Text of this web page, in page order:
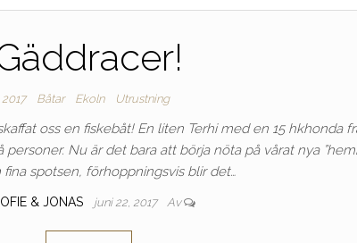
2017 Båtar Ekoln Utrustning
oss en fiskebåt! En liten Terhi med en 15 hkhonda
Nu är det bara att börja nöta på vårat nya
spotsen, förhoppningsvis blir det…
& JONAS juni 22, 2017 Av